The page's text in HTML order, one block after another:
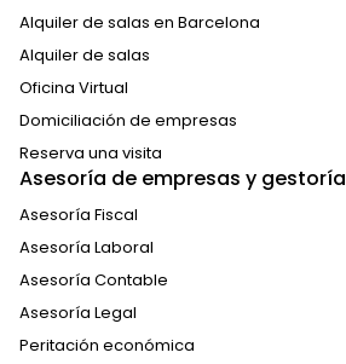
Alquiler de salas en Barcelona
Alquiler de salas
Oficina Virtual
Domiciliación de empresas
Reserva una visita
Asesoría de empresas y gestoría
Asesoría Fiscal
Asesoría Laboral
Asesoría Contable
Asesoría Legal
Peritación económica